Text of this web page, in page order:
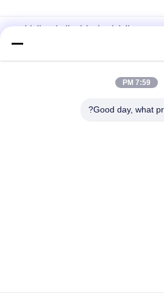
متعدد الطوابق إعدادات الشاشة القابلة
منظف الطين تهتز الشاشة الصخر
7:59 PM
Good day, what